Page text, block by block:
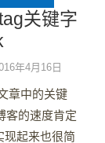
关键字
年4月16日
章中的关键
客的速度肯定
现起来也很简